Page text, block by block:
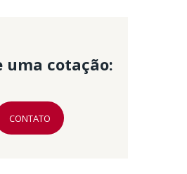
uma cotação:
CONTATO